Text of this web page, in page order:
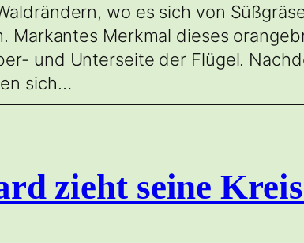
wo es sich von
Merkmal dieses
und Unterseite der Flügel.
sich…
zieht seine